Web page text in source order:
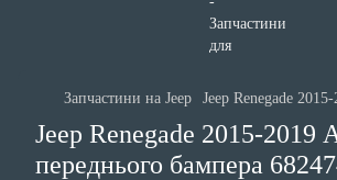
Запчастини на Jeep Jeep Renegade
Jeep Renegade 2015-2019
переднього бампера